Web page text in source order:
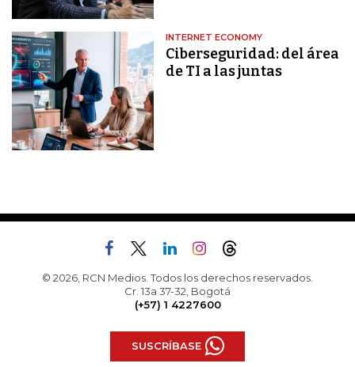
INTERNET ECONOMY
Ciberseguridad: del área
de TI a las juntas
© 2026, RCN Medios. Todos los derechos reservados.
Cr. 13a 37-32, Bogotá
(+57) 1 4227600
SUSCRÍBASE